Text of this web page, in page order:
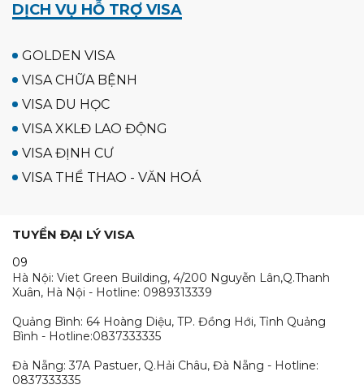
DỊCH VỤ HỖ TRỢ VISA
GOLDEN VISA
VISA CHỮA BỆNH
VISA DU HỌC
VISA XKLĐ LAO ĐỘNG
VISA ĐỊNH CƯ
VISA THỂ THAO - VĂN HOÁ
TUYỂN ĐẠI LÝ VISA
09
Hà Nội: Viet Green Building, 4/200 Nguyễn Lân,Q.Thanh
Xuân, Hà Nội - Hotline: 0989313339
Quảng Bình: 64 Hoàng Diệu, TP. Đồng Hới, Tỉnh Quảng
Bình - Hotline:0837333335
Đà Nẵng: 37A Pastuer, Q.Hải Châu, Đà Nẵng - Hotline:
0837333335